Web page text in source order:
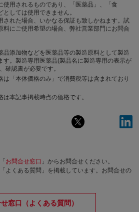
使用されるものであり、「医薬品」、「食
しては使用できません。
された場合、いかなる保証も致しかねます。試
料にご使用希望の場合、弊社営業部門にお問合
品添加物などを医薬品等の製造原料として製造
す。製造専用医薬品(製品名に製造専用の表示が
確認書が必要です。
は「本体価格のみ」で消費税等は含まれており
本記事掲載時点の価格です。
お問合せ窓口 」からお問合せください。
よくある質問」を掲載しています。お問合せの
窓口（よくある質問）